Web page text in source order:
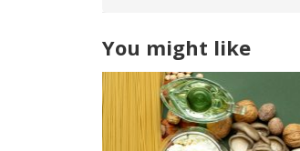
You might like